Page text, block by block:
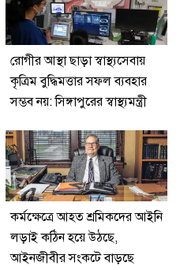
রোগীর আস্থা ছাড়া স্বাস্থ্যসেবায়
কৃত্রিম বুদ্ধিমত্তার সফল ব্যবহার
সম্ভব নয়: সিঙ্গাপুরের স্বাস্থ্যমন্ত্রী
কর্মক্ষেত্রে আহত শ্রমিকদের আইনি
লড়াই কঠিন হয়ে উঠছে,
আইনজীবীর সংকটে বাড়ছে